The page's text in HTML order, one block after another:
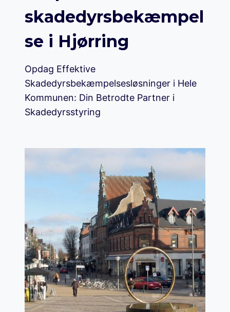
skadedyrsbekæmpel
se i Hjørring
Opdag Effektive
Skadedyrsbekæmpelsesløsninger i Hele
Kommunen: Din Betrodte Partner i
Skadedyrsstyring